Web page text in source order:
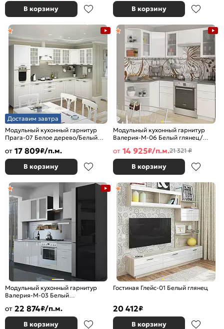
В корзину В корзину
Доставим завтра
Модульный кухонный гарнитур
Прага-07 Белое дерево/Белый
от 17 809₽/п.м.
В корзину
Модульный кухонный гарнитур
Валерия-М-06 Белый глянец/
от 14 925₽/п.м.21 321 ₽
В корзину
Модульный кухонный гарнитур
Валерия-М-03 Белый
от 22 874₽/п.м.
В корзину
Гостиная Глейс-01 Белый глянец
20 412₽
В корзину